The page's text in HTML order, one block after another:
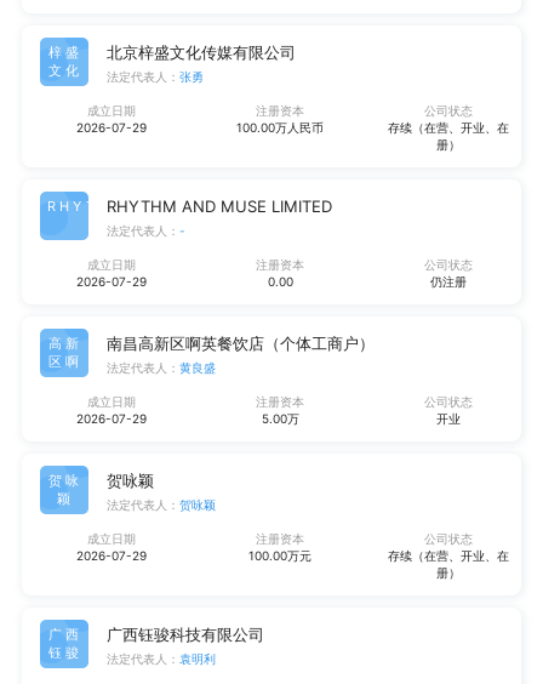
梓盛
文化
北京梓盛文化传媒有限公司
法定代表人： 张勇
成立日期
2026-07-29
注册资本
100.00万人民币
公司状态
存续（在营、开业、在
册）
RHYT RHYTHM AND MUSE LIMITED
法定代表人： -
成立日期
2026-07-29
注册资本
0.00
公司状态
仍注册
高新
区啊
南昌高新区啊英餐饮店（个体工商户）
法定代表人： 黄良盛
成立日期
2026-07-29
注册资本
5.00万
公司状态
开业
贺咏
颖
贺咏颖
法定代表人： 贺咏颖
成立日期
2026-07-29
注册资本
100.00万元
公司状态
存续（在营、开业、在
册）
广西
钰骏
广西钰骏科技有限公司
法定代表人： 袁明利